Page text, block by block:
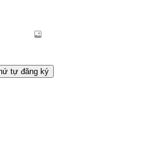
tự đăng ký